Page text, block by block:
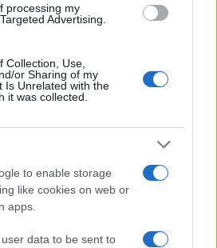
processing my
Advertising.
Collection, Use,
or Sharing of my
Is Unrelated with the
it was collected.
to enable storage
like cookies on web or
apps.
data to be sent to
Χρηματοοικονομικός
σύμβουλος της ΔΕΗ για την
είσοδο στην πολωνική
αγορά ενέργειας
δολάρια στην KG Mobility